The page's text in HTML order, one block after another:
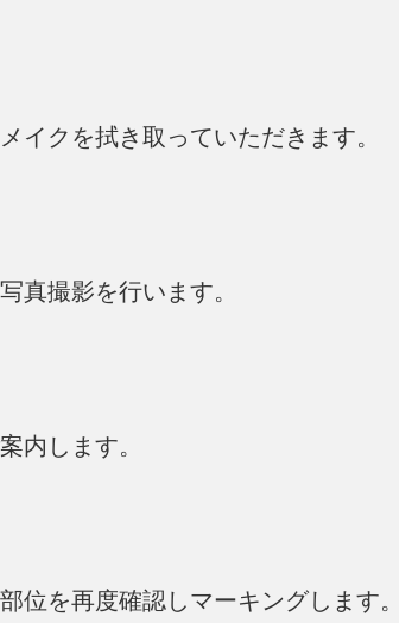
イクを拭き取っていただきます。
真撮影を行います。
内します。
位を再度確認しマーキングします。